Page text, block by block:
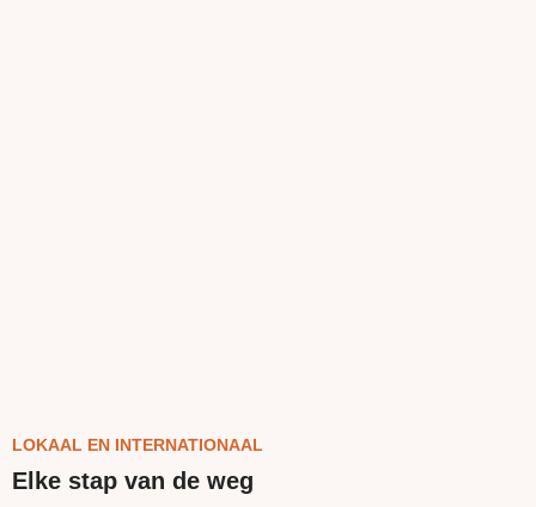
LOKAAL EN INTERNATIONAAL
Elke stap van de weg